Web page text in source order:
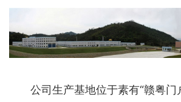
公司生产基地位于素有“赣粤门